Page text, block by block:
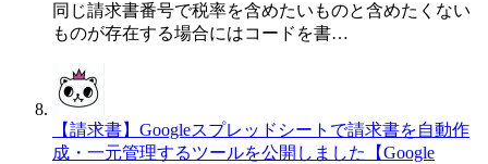
同じ請求書番号で税率を含めたいものと含めたくない
ものが存在する場合にはコードを書…
【請求書】Googleスプレッドシートで請求書を自動作
成・一元管理するツールを公開しました【Google